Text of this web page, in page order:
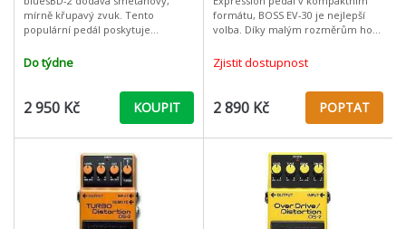
mírně křupavý zvuk. Tento
populární pedál poskytuje
emotivnímu zkreslení jakoby 30-
leté lampy zesilov
Do týdne
2 950 Kč KOUPIT
formátu, BOSS EV-30 je nejlepší
volba. Díky malým rozměrům ho
pedalboardu. Tankuvzdorný
hliníkový rá
Zjistit dostupnost
2 890 Kč POPTAT